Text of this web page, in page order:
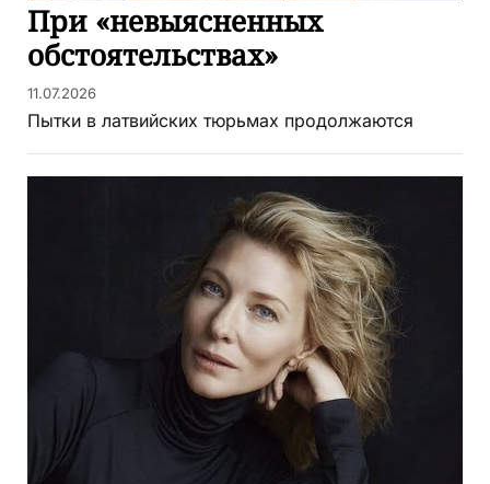
При «невыясненных
обстоятельствах»
11.07.2026
Пытки в латвийских тюрьмах продолжаются